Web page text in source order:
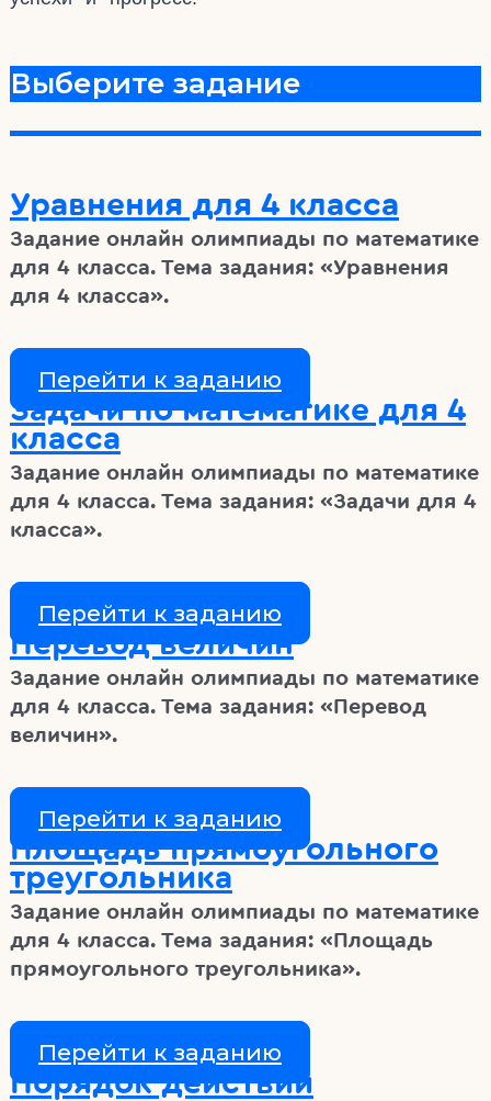
Выберите задание
Уравнения для 4 класса
Задание онлайн олимпиады по математике
для 4 класса. Тема задания: «Уравнения
для 4 класса».
Перейти к заданию
Задачи по математике для 4
класса
Задание онлайн олимпиады по математике
для 4 класса. Тема задания: «Задачи для 4
класса».
Перейти к заданию
Перевод величин
Задание онлайн олимпиады по математике
для 4 класса. Тема задания: «Перевод
величин».
Перейти к заданию
Площадь прямоугольного
треугольника
Задание онлайн олимпиады по математике
для 4 класса. Тема задания: «Площадь
прямоугольного треугольника».
Перейти к заданию
Порядок действий